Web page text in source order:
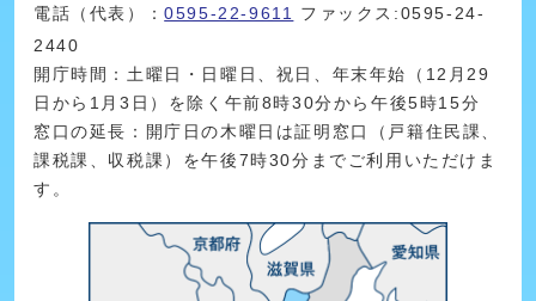
電話（代表）：0595-22-9611
ファックス:0595-24-
2440
開庁時間：土曜日・日曜日、祝日、年末年始（12月29
日から1月3日）を除く午前8時30分から午後5時15分
窓口の延長：開庁日の木曜日は証明窓口（戸籍住民課、
課税課、収税課）を午後7時30分までご利用いただけま
す。